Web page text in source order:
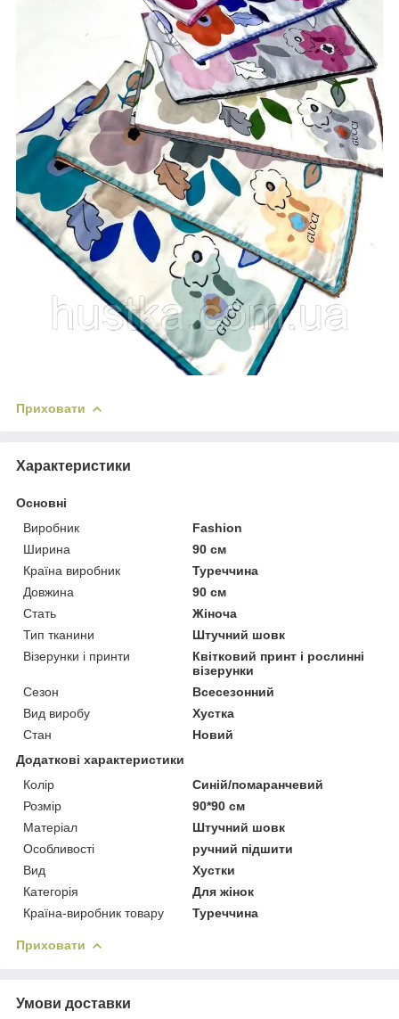
Приховати
Характеристики
Основні
Виробник
Fashion
Ширина
90 см
Країна виробник
Туреччина
Довжина
90 см
Стать
Жіноча
Тип тканини
Штучний шовк
Візерунки і принти
Квітковий принт і рослинні
візерунки
Сезон
Всесезонний
Вид виробу
Хустка
Стан
Новий
Додаткові характеристики
Колір
Синій/помаранчевий
Розмір
90*90 см
Матеріал
Штучний шовк
Особливості
ручний підшити
Вид
Хустки
Категорія
Для жінок
Країна-виробник товару
Туреччина
Приховати
Умови доставки